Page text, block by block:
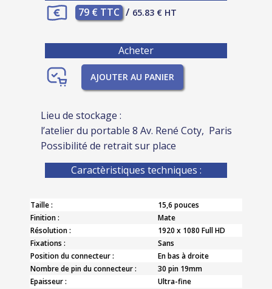
79 € TTC / 65.83 € HT
Acheter
AJOUTER AU PANIER
Lieu de stockage :
l’atelier du portable 8 Av. René Coty, Paris
Possibilité de retrait sur place
Caractèristiques techniques :
Taille :
15,6 pouces
Finition :
Mate
Résolution :
1920 x 1080 Full HD
Fixations :
Sans
Position du connecteur :
En bas à droite
Nombre de pin du connecteur :
30 pin 19mm
Epaisseur :
Ultra-fine